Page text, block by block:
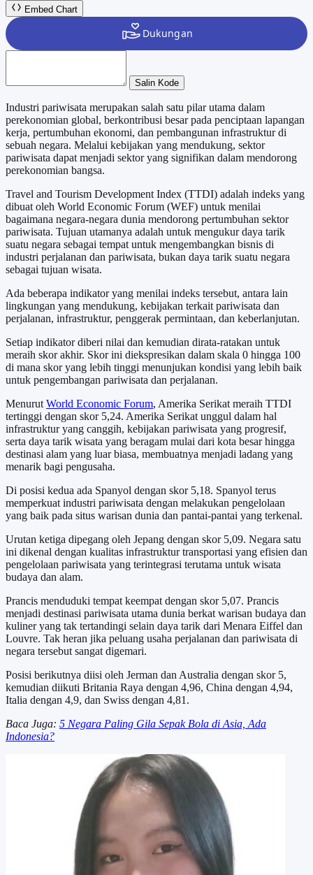
Embed Chart
Salin Kode
Industri pariwisata merupakan salah satu pilar utama dalam
perekonomian global, berkontribusi besar pada penciptaan lapangan
kerja, pertumbuhan ekonomi, dan pembangunan infrastruktur di
sebuah negara. Melalui kebijakan yang mendukung, sektor
pariwisata dapat menjadi sektor yang signifikan dalam mendorong
perekonomian bangsa.
Travel and Tourism Development Index (TTDI) adalah indeks yang
dibuat oleh World Economic Forum (WEF) untuk menilai
bagaimana negara-negara dunia mendorong pertumbuhan sektor
pariwisata. Tujuan utamanya adalah untuk mengukur daya tarik
suatu negara sebagai tempat untuk mengembangkan bisnis di
industri perjalanan dan pariwisata, bukan daya tarik suatu negara
sebagai tujuan wisata.
Ada beberapa indikator yang menilai indeks tersebut, antara lain
lingkungan yang mendukung, kebijakan terkait pariwisata dan
perjalanan, infrastruktur, penggerak permintaan, dan keberlanjutan.
Setiap indikator diberi nilai dan kemudian dirata-ratakan untuk
meraih skor akhir. Skor ini diekspresikan dalam skala 0 hingga 100
di mana skor yang lebih tinggi menunjukan kondisi yang lebih baik
untuk pengembangan pariwisata dan perjalanan.
Menurut World Economic Forum, Amerika Serikat meraih TTDI
tertinggi dengan skor 5,24. Amerika Serikat unggul dalam hal
infrastruktur yang canggih, kebijakan pariwisata yang progresif,
serta daya tarik wisata yang beragam mulai dari kota besar hingga
destinasi alam yang luar biasa, membuatnya menjadi ladang yang
menarik bagi pengusaha.
Di posisi kedua ada Spanyol dengan skor 5,18. Spanyol terus
memperkuat industri pariwisata dengan melakukan pengelolaan
yang baik pada situs warisan dunia dan pantai-pantai yang terkenal.
Urutan ketiga dipegang oleh Jepang dengan skor 5,09. Negara satu
ini dikenal dengan kualitas infrastruktur transportasi yang efisien dan
pengelolaan pariwisata yang terintegrasi terutama untuk wisata
budaya dan alam.
Prancis menduduki tempat keempat dengan skor 5,07. Prancis
menjadi destinasi pariwisata utama dunia berkat warisan budaya dan
kuliner yang tak tertandingi selain daya tarik dari Menara Eiffel dan
Louvre. Tak heran jika peluang usaha perjalanan dan pariwisata di
negara tersebut sangat digemari.
Posisi berikutnya diisi oleh Jerman dan Australia dengan skor 5,
kemudian diikuti Britania Raya dengan 4,96, China dengan 4,94,
Italia dengan 4,9, dan Swiss dengan 4,81.
Baca Juga: 5 Negara Paling Gila Sepak Bola di Asia, Ada
Indonesia?